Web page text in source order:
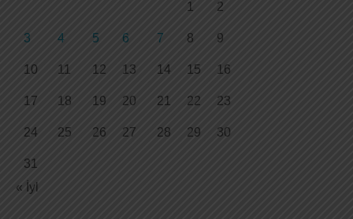
1 2
3 4 5 6 7 8 9
10 11 12 13 14 15 16
17 18 19 20 21 22 23
24 25 26 27 28 29 30
31
« İyl